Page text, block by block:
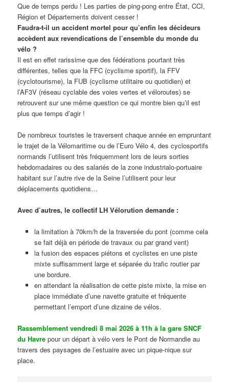
Que de temps perdu ! Les parties de ping-pong entre État, CCI,
Région et Départements doivent cesser !
Faudra-t-il un accident mortel pour qu’enfin les décideurs
accèdent aux revendications de l’ensemble du monde du
vélo ?
Il est en effet rarissime que des fédérations pourtant très
différentes, telles que la FFC (cyclisme sportif), la FFV
(cyclotourisme), la FUB (cyclisme utilitaire ou quotidien) et
l’AF3V (réseau cyclable des voies vertes et véloroutes) se
retrouvent sur une même question ce qui montre bien qu’il est
plus que temps d’agir !
De nombreux touristes le traversent chaque année en empruntant
le trajet de la Vélomaritime ou de l’Euro Vélo 4, des cyclosportifs
normands l’utilisent très fréquemment lors de leurs sorties
hebdomadaires ou des salariés de la zone industrialo-portuaire
habitant sur l’autre rive de la Seine l’utilisent pour leur
déplacements quotidiens…
Avec d’autres, le collectif LH Vélorution demande :
la limitation à 70km/h de la traversée du pont (comme cela
se fait déjà en période de travaux ou par grand vent)
la fusion des espaces piétons et cyclistes en une piste
mixte suffisamment large et séparée du trafic routier par
une bordure.
en attendant la réalisation de cette piste mixte, la mise en
place immédiate d’une navette gratuite et fréquente
permettant l’emport d’une dizaine de vélos.
Rassemblement vendredi 8 mai 2026 à 11h à la gare SNCF
du Havre pour un départ à vélo vers le Pont de Normandie au
travers des paysages de l’estuaire avec un pique-nique sur
place.